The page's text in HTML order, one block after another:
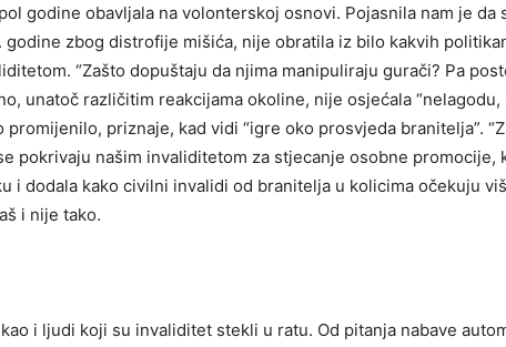
godine obavljala na volonterskoj osnovi. Pojasnila nam je
zbog distrofije mišića, nije obratila iz bilo kakvih
“Zašto dopuštaju da njima manipuliraju gurači? Pa
unatoč različitim reakcijama okoline, nije osjećala
priznaje, kad vidi “igre oko prosvjeda branitelja”.
pokrivaju našim invaliditetom za stjecanje osobne
i dodala kako civilni invalidi od branitelja u kolicima očekuju
i nije tako.
i ljudi koji su invaliditet stekli u ratu. Od pitanja nabave